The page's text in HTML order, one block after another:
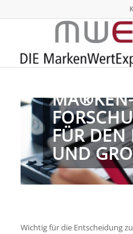
FÜR DEN
UND
Wichtig für die Entscheidung